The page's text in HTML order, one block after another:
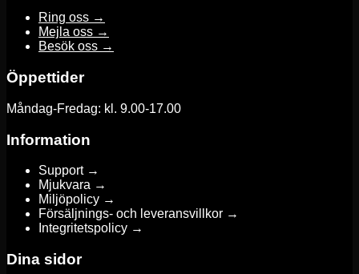
Ring oss →
Mejla oss →
Besök oss →
Öppettider
Måndag-Fredag: kl. 9.00-17.00
Information
Support →
Mjukvara →
Miljöpolicy →
Försäljnings- och leveransvillkor →
Integritetspolicy →
Dina sidor